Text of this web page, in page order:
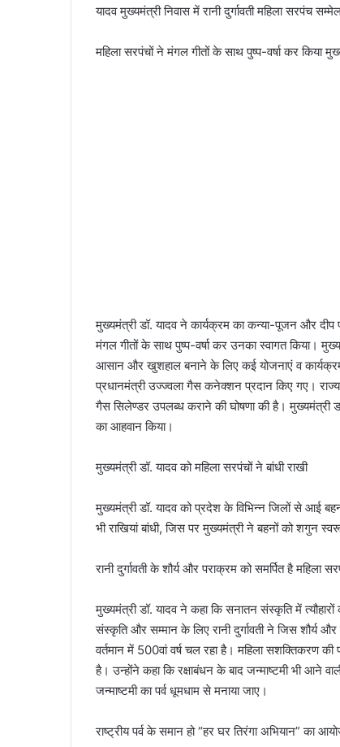
यादव मुख्यमंत्री निवास में रानी दुर्गावती महिला सरपंच
महिला सरपंचों ने मंगल गीतों के साथ पुष्प-वर्षा कर किया
मुख्यमंत्री डॉ. यादव ने कार्यक्रम का कन्या-पूजन और
मंगल गीतों के साथ पुष्प-वर्षा कर उनका स्वागत किया।
आसान और खुशहाल बनाने के लिए कई योजनाएं व
प्रधानमंत्री उज्ज्वला गैस कनेक्शन प्रदान किए गए।
गैस सिलेण्डर उपलब्ध कराने की घोषणा की है। मुख्यमंत्री
का आहवान किया।
मुख्यमंत्री डॉ. यादव को महिला सरपंचों ने बांधी राखी
मुख्यमंत्री डॉ. यादव को प्रदेश के विभिन्न जिलों से आई
भी राखियां बांधी, जिस पर मुख्यमंत्री ने बहनों को शगुन
रानी दुर्गावती के शौर्य और पराक्रम को समर्पित है महिला
मुख्यमंत्री डॉ. यादव ने कहा कि सनातन संस्कृति में
संस्कृति और सम्मान के लिए रानी दुर्गावती ने जिस शौर्य
वर्तमान में 500वां वर्ष चल रहा है। महिला सशक्तिकरण की
है। उन्होंने कहा कि रक्षाबंधन के बाद जन्माष्टमी भी आने
जन्माष्टमी का पर्व धूमधाम से मनाया जाए।
राष्ट्रीय पर्व के समान हो “हर घर तिरंगा अभियान” का